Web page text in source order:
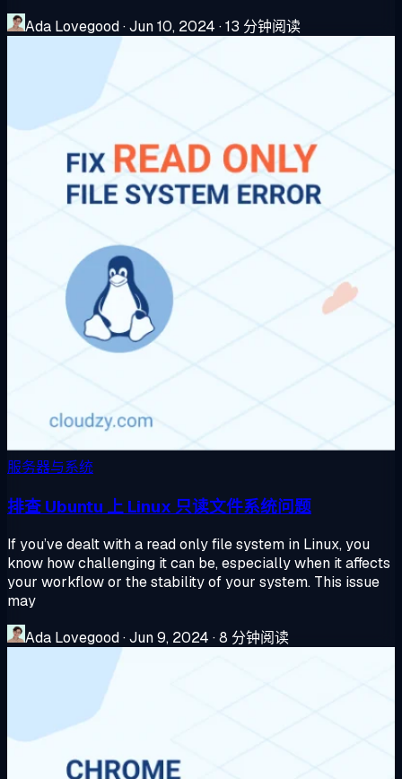
Ada Lovegood·Jun 10, 2024 ·13 分钟阅读
服务器与系统
排查 Ubuntu 上 Linux 只读文件系统问题
If you’ve dealt with a read only file system in Linux, you
know how challenging it can be, especially when it affects
your workflow or the stability of your system. This issue
may
Ada Lovegood·Jun 9, 2024 ·8 分钟阅读